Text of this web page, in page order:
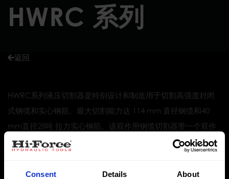
Consent Details About
HWRC 系列
返回
HWRC系列液压切割器是特别设计和制造用于切割高强度封闭
式钢缆和实心钢筋。最大切割能力达 114 mm 直径钢缆和40
mm直径28吨 拉力实心钢筋。该双作用钢缆切割器带一个双作
用的液压缸，工作压力700 bar和一个C型开口切割头，方便加
制造而成。侧刀设计大大降低了刀片啃刀的风险。